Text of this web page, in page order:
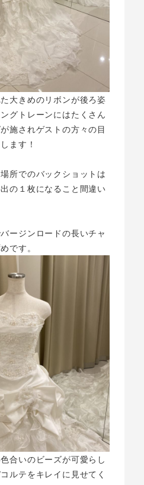
大きめのリボンが後ろ姿
グトレーンにはたくさん
施されゲストの方々の目
ます！
所でのバックショットは
の１枚になること間違い
ージンロードの長いチャ
です。
合いのビーズが可愛らし
ルテをキレイに見せてく